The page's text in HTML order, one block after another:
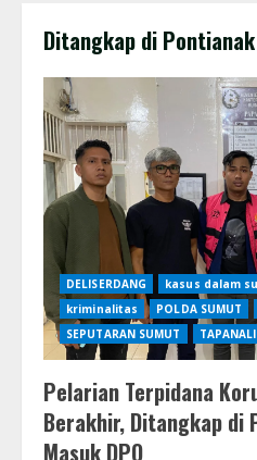
Ditangkap di
DELISERDANG kasus dalam
kriminalitas
POLDA SUMUT
SEPUTARAN SUMUT
Pelarian Terpidana
Berakhir, Ditangkap di
Masuk DPO